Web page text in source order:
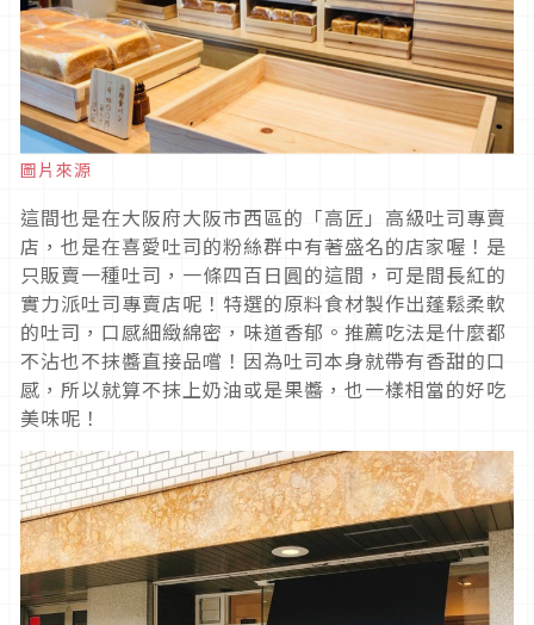
圖片來源
這間也是在大阪府大阪市西區的「高匠」高級吐司專賣
店，也是在喜愛吐司的粉絲群中有著盛名的店家喔！是
只販賣一種吐司，一條四百日圓的這間，可是間長紅的
實力派吐司專賣店呢！特選的原料食材製作出蓬鬆柔軟
的吐司，口感細緻綿密，味道香郁。推薦吃法是什麼都
不沾也不抹醬直接品嚐！因為吐司本身就帶有香甜的口
感，所以就算不抹上奶油或是果醬，也一樣相當的好吃
美味呢！